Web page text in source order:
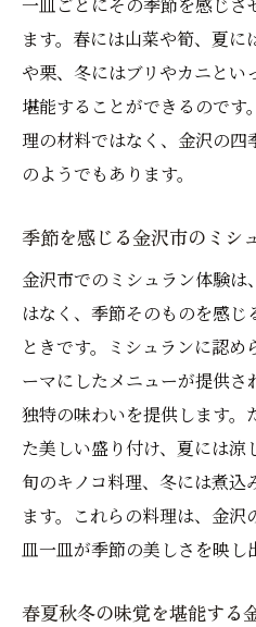
ます。春には山菜や筍、夏
や栗、冬にはブリやカニとい
堪能することができるので
理の材料ではなく、金沢の
のようでもあります。
季節を感じる金沢市のミシ
金沢市でのミシュラン体験
はなく、季節そのものを感じ
ときです。ミシュランに認
ーマにしたメニューが提供
独特の味わいを提供します。
た美しい盛り付け、夏には
旬のキノコ料理、冬には煮込
ます。これらの料理は、金
皿一皿が季節の美しさを映し
春夏秋冬の味覚を堪能する